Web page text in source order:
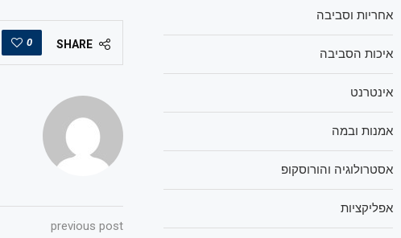
SHARE
0
previous post
אחריות וסביבה
איכות הסביבה
אינטרנט
אמנות ובמה
אסטרולוגיה והורוסקופ
אפליקציות